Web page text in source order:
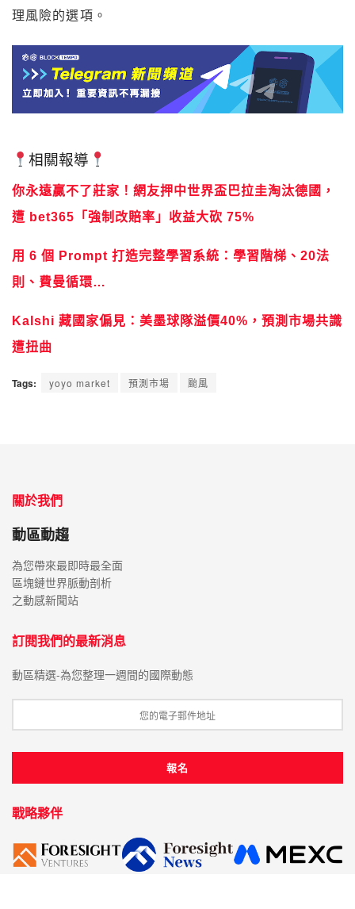
理風險的選項。
相關報導
你永遠贏不了莊家！網友押中世界盃巴拉圭淘汰德國，
遭 bet365「強制改賠率」收益大砍 75%
用 6 個 Prompt 打造完整學習系統：學習階梯、20法
則、費曼循環…
Kalshi 藏國家偏見：美墨球隊溢價40%，預測市場共識
遭扭曲
Tags: yoyo market 預測市場 颱風
關於我們
動區動趨
為您帶來最即時最全面
區塊鏈世界脈動剖析
之動感新聞站
訂閱我們的最新消息
動區精選-為您整理一週間的國際動態
戰略夥伴